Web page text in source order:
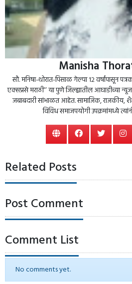
Manisha
सौ. मनिषा-थोरात-पिसाळ गेल्या १२ वर्षांपासून
एक्सप्रसे मराठी’’ या पुणे जिल्ह्यातील आघाडीच्या
जबाबदारी सांभाळत आहेत. सामाजिक, राजकीय,
विविध समाजपयोगी उपक्रमांमध्ये
Related Posts
Post Comment
Comment List
No comments yet.